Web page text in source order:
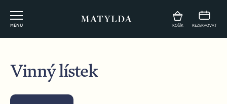
MENU KOŠÍK REZERVOVAT
Vinný lístek